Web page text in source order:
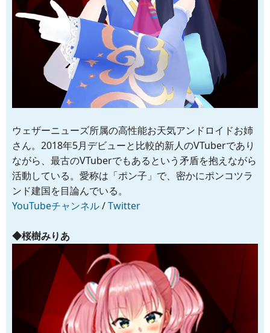
ウェザーニューズ所属の高性能お天気アンドロイドお姉
さん。2018年5月デビューと比較的新人のVTuberであり
ながら、最古のVTuberでもあるという矛盾を抱えながら
活動している。愛称は「ポン子」で、密かにポンコツラ
ンド建国を目論んでいる。
YouTubeチャンネル/Twitter
◆桜樹みりあ